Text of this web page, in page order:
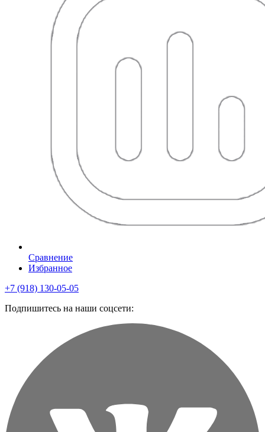
Сравнение
Избранное
+7 (918) 130-05-05
Подпишитесь на наши соцсети: